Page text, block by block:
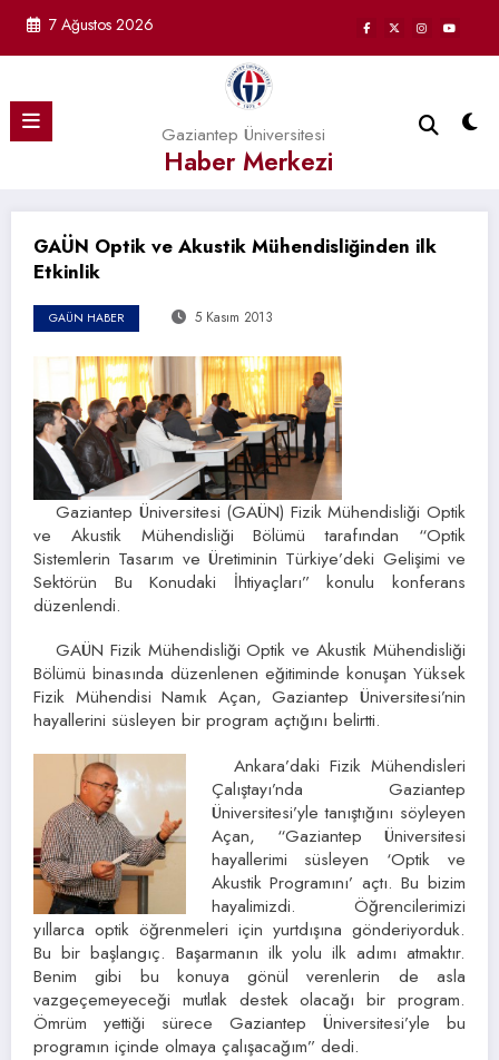
7 Ağustos 2026
Gaziantep Üniversitesi
Haber Merkezi
GAÜN Optik ve Akustik Mühendisliğinden ilk
Etkinlik
GAÜN HABER 5 Kasım 2013
Gaziantep Üniversitesi (GAÜN) Fizik Mühendisliği Optik
ve Akustik Mühendisliği Bölümü tarafından “Optik
Sistemlerin Tasarım ve Üretiminin Türkiye’deki Gelişimi ve
Sektörün Bu Konudaki İhtiyaçları” konulu konferans
düzenlendi.
GAÜN Fizik Mühendisliği Optik ve Akustik Mühendisliği
Bölümü binasında düzenlenen eğitiminde konuşan Yüksek
Fizik Mühendisi Namık Açan, Gaziantep Üniversitesi’nin
hayallerini süsleyen bir program açtığını belirtti.
Ankara’daki Fizik Mühendisleri
Çalıştayı’nda Gaziantep
Üniversitesi’yle tanıştığını söyleyen
Açan, “Gaziantep Üniversitesi
hayallerimi süsleyen ‘Optik ve
Akustik Programını’ açtı. Bu bizim
hayalimizdi. Öğrencilerimizi
yıllarca optik öğrenmeleri için yurtdışına gönderiyorduk.
Bu bir başlangıç. Başarmanın ilk yolu ilk adımı atmaktır.
Benim gibi bu konuya gönül verenlerin de asla
vazgeçemeyeceği mutlak destek olacağı bir program.
Ömrüm yettiği sürece Gaziantep Üniversitesi’yle bu
programın içinde olmaya çalışacağım” dedi.